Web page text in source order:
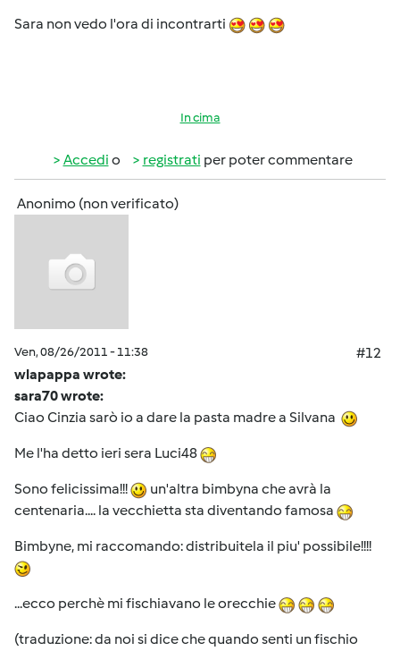
Sara non vedo l'ora di incontrarti
In cima
Accedi o registrati per poter commentare
Anonimo (non verificato)
Ven, 08/26/2011 - 11:38
#12
wlapappa wrote:
sara70 wrote:
Ciao Cinzia sarò io a dare la pasta madre a Silvana
Me l'ha detto ieri sera Luci48
Sono felicissima!!!
un'altra bimbyna che avrà la
centenaria.... la vecchietta sta diventando famosa
Bimbyne, mi raccomando: distribuitela il piu' possibile!!!!
...ecco perchè mi fischiavano le orecchie
(traduzione: da noi si dice che quando senti un fischio